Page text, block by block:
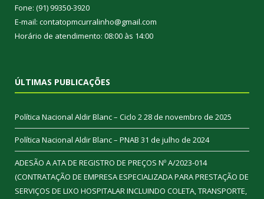
Fone: (91) 99350-3920
E-mail: contatopmcurralinho@gmail.com
Horário de atendimento: 08:00 às 14:00
ÚLTIMAS PUBLICAÇÕES
Política Nacional Aldir Blanc – Ciclo 228 de novembro de 2025
Política Nacional Aldir Blanc – PNAB 31 de julho de 2024
ADESÃO A ATA DE REGISTRO DE PREÇOS Nº A/2023-014
(CONTRATAÇÃO DE EMPRESA ESPECIALIZADA PARA PRESTAÇÃO DE
SERVIÇOS DE LIXO HOSPITALAR INCLUINDO COLETA, TRANSPORTE,